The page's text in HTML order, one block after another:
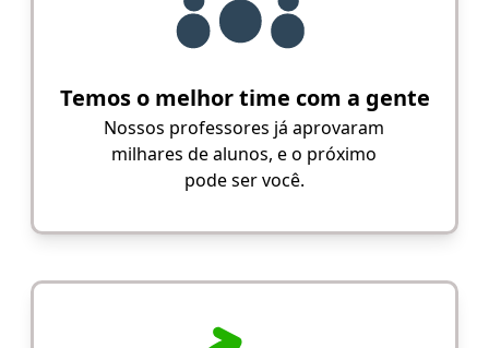
Temos o melhor time com a gente
Nossos professores já aprovaram
milhares de alunos, e o próximo
pode ser você.